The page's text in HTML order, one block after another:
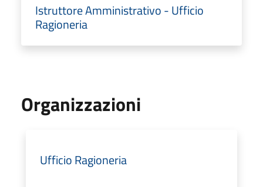
Istruttore Amministrativo - Ufficio
Ragioneria
Organizzazioni
Ufficio Ragioneria